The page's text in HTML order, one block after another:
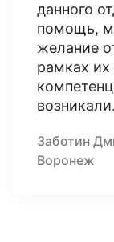
данного
помощь,
желание
рамках их
возникали.
Заботин
Воронеж